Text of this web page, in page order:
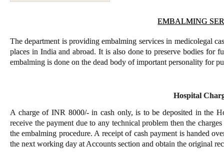
EMBALMING
The department is providing embalming services in medicolegal
places in India and abroad. It is also done to preserve bodies for
embalming is done on the dead body of important personality for
Hospital
A charge of INR 8000/- in cash only, is to be deposited in the
receive the payment due to any technical problem then the
the embalming procedure. A receipt of cash payment is handed
the next working day at Accounts section and obtain the original